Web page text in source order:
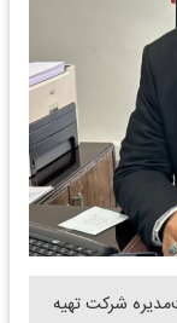
شرکت تهیه